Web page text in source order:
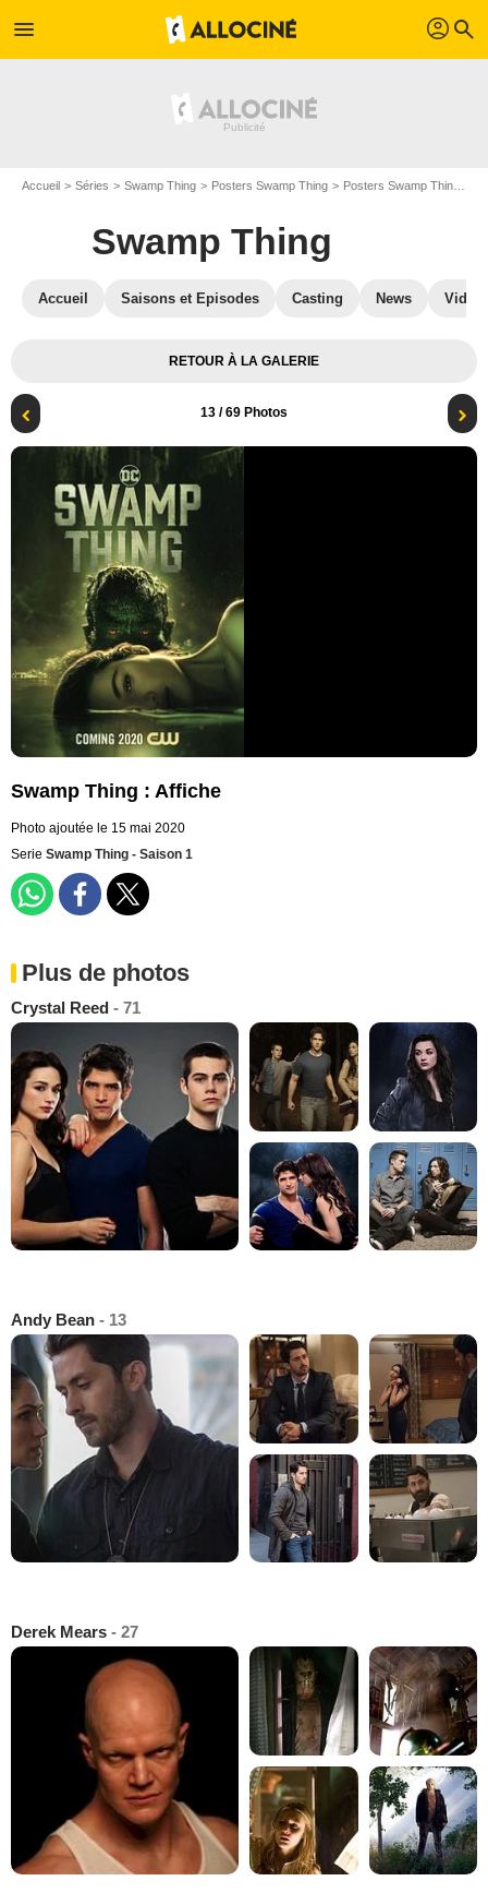
menu profil search
Accueil Séries Swamp Thing Posters Swamp Thing Posters Swamp Thing S01
Swamp Thing
Accueil Saisons et Episodes Casting News
RETOUR À LA GALERIE
13 / 69 Photos
Swamp Thing : Affiche
Photo ajoutée le 15 mai 2020
Serie Swamp Thing - Saison 1
Plus de photos
Crystal Reed - 71
Andy Bean - 13
Derek Mears - 27